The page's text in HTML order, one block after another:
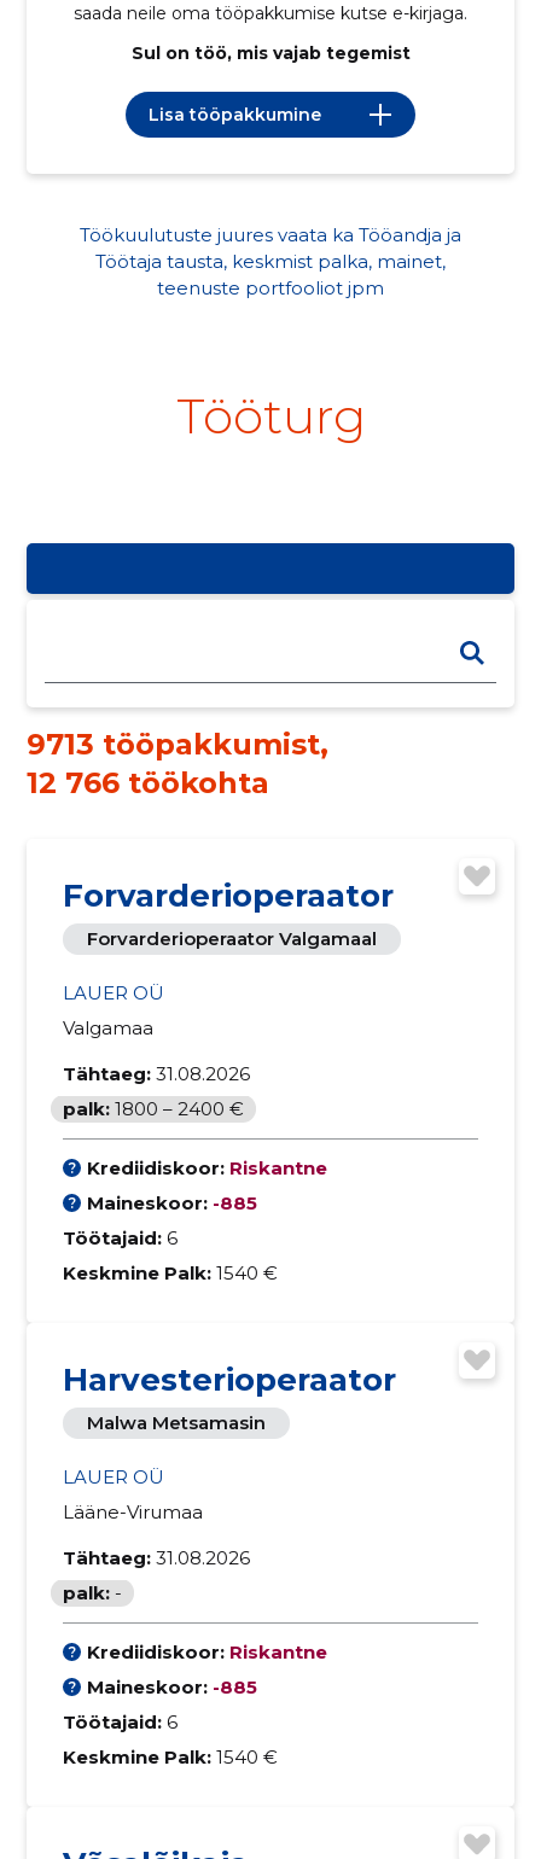
saada neile oma tööpakkumise kutse e-kirjaga.
Sul on töö, mis vajab tegemist
Lisa tööpakkumine
Töökuulutuste juures vaata ka Tööandja ja
Töötaja tausta, keskmist palka, mainet,
teenuste portfooliot jpm
Tööturg
9713 tööpakkumist,
12 766 töökohta
Forvarderioperaator
Forvarderioperaator Valgamaal
LAUER OÜ
Valgamaa
Tähtaeg: 31.08.2026
palk: 1800 – 2400 €
Krediidiskoor: Riskantne
Maineskoor: -885
Töötajaid: 6
Keskmine Palk: 1540 €
Harvesterioperaator
Malwa Metsamasin
LAUER OÜ
Lääne-Virumaa
Tähtaeg: 31.08.2026
palk: -
Krediidiskoor: Riskantne
Maineskoor: -885
Töötajaid: 6
Keskmine Palk: 1540 €